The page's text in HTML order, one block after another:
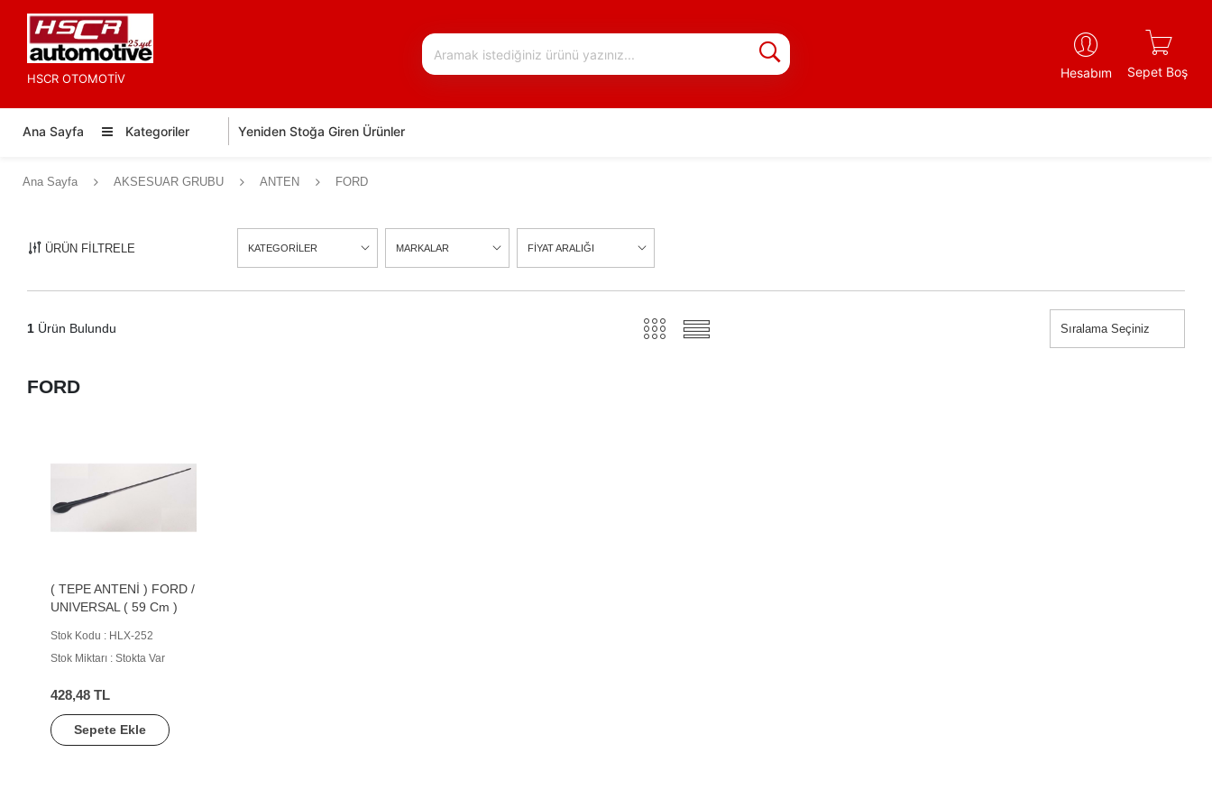
HSCR OTOMOTİV Hesabım Sepet Boş
Ana Sayfa Kategoriler Yeniden Stoğa Giren Ürünler
Ana Sayfa AKSESUAR GRUBU ANTEN FORD
ÜRÜN FİLTRELE KATEGORİLER MARKALAR FİYAT ARALIĞI
1 Ürün Bulundu
FORD
( TEPE ANTENİ ) FORD /
UNIVERSAL ( 59 Cm )
Stok Kodu : HLX-252
Stok Miktarı : Stokta Var
428,48 TL
Sepete Ekle